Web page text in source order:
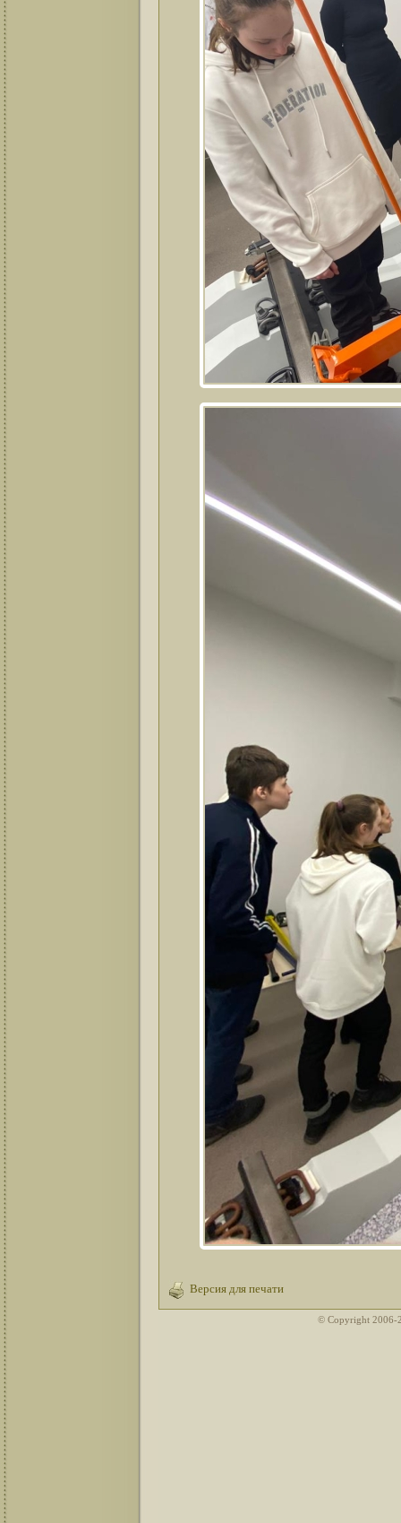
Версия для печати
© Copyright 2006-